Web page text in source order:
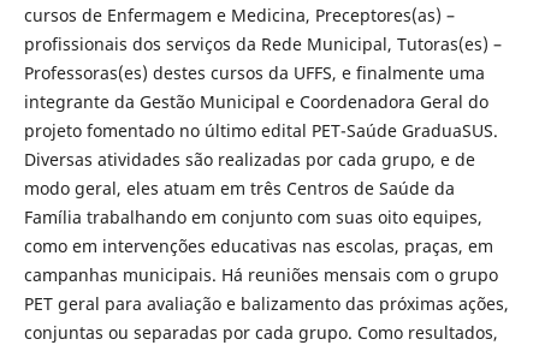
cursos de Enfermagem e Medicina, Preceptores(as) –
profissionais dos serviços da Rede Municipal, Tutoras(es) –
Professoras(es) destes cursos da UFFS, e finalmente uma
integrante da Gestão Municipal e Coordenadora Geral do
projeto fomentado no último edital PET-Saúde GraduaSUS.
Diversas atividades são realizadas por cada grupo, e de
modo geral, eles atuam em três Centros de Saúde da
Família trabalhando em conjunto com suas oito equipes,
como em intervenções educativas nas escolas, praças, em
campanhas municipais. Há reuniões mensais com o grupo
PET geral para avaliação e balizamento das próximas ações,
conjuntas ou separadas por cada grupo. Como resultados,